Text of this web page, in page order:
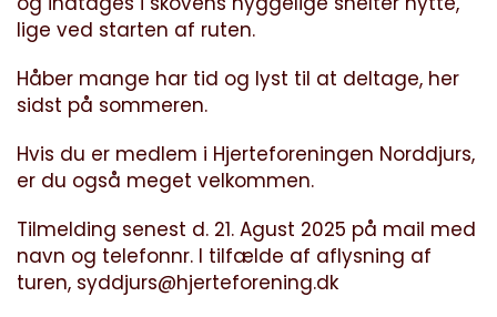
lige ved starten af ruten.
Håber mange har tid og lyst til at deltage, her
sidst på sommeren.
Hvis du er medlem i Hjerteforeningen Norddjurs,
er du også meget velkommen.
Tilmelding senest d. 21. Agust 2025 på mail med
navn og telefonnr. I tilfælde af aflysning af
turen, syddjurs@hjerteforening.dk